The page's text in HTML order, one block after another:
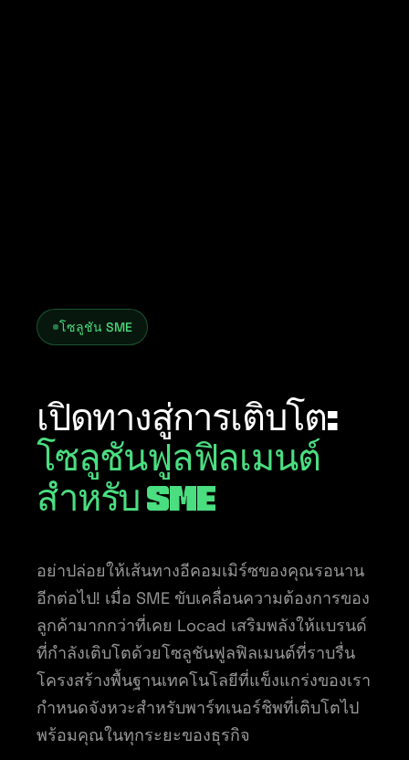
โซลูชัน SME
เปิดทางสู่การเติบโต:
โซลูชันฟูลฟิลเมนต์
สำหรับ SME
อย่าปล่อยให้เส้นทางอีคอมเมิร์ซของคุณรอนาน
อีกต่อไป! เมื่อ SME ขับเคลื่อนความต้องการของ
ลูกค้ามากกว่าที่เคย Locad เสริมพลังให้แบรนด์
ที่กำลังเติบโตด้วยโซลูชันฟูลฟิลเมนต์ที่ราบรื่น
โครงสร้างพื้นฐานเทคโนโลยีที่แข็งแกร่งของเรา
กำหนดจังหวะสำหรับพาร์ทเนอร์ชิพที่เติบโตไป
พร้อมคุณในทุกระยะของธุรกิจ